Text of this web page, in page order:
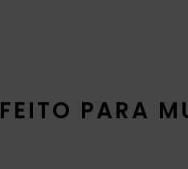
FEITO PARA